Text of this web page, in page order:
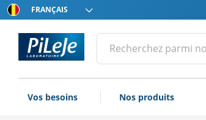
Choissisez
votre
langue
Tous
les
Laboratoire
une
recherche
Vos besoins Nos produits